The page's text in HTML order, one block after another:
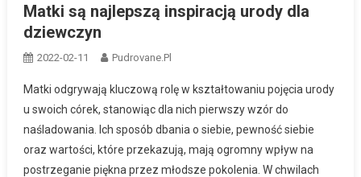
Matki są najlepszą inspiracją urody dla
dziewczyn
2022-02-11 Pudrovane.pl
Matki odgrywają kluczową rolę w kształtowaniu pojęcia urody
u swoich córek, stanowiąc dla nich pierwszy wzór do
naśladowania. Ich sposób dbania o siebie, pewność siebie
oraz wartości, które przekazują, mają ogromny wpływ na
postrzeganie piękna przez młodsze pokolenia. W chwilach